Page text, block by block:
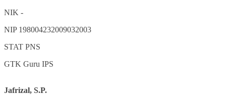
NIK -
NIP 198004232009032003
STAT PNS
GTK Guru IPS
Jafrizal, S.P.